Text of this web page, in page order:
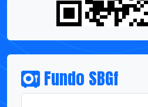
Fundo SBGf
Diamante